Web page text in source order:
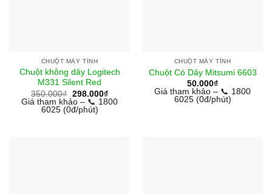
CHUỘT MÁY TÍNH
Chuột không dây Logitech
M331 Silent Red
350.000₫ Giá
gốc
là:
350.000₫.
298.000₫Giá
hiện
Giá tham khảo – 📞 1800
6025 (0đ/phút)
CHUỘT MÁY TÍNH
Chuột Có Dây Mitsumi 6603
50.000₫
Giá tham khảo – 📞 1800
6025 (0đ/phút)